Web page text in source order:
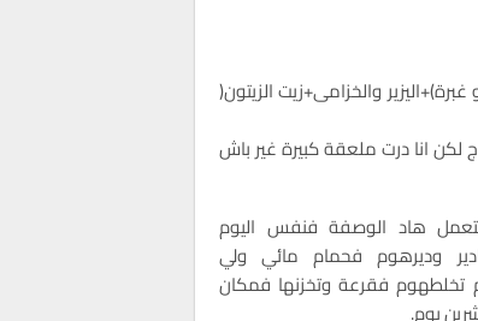
والخزامى+زيت الزيتون(
انا درت ملعقة كبيرة غير باش
هاد الوصفة فنفس اليوم
وديرهوم فحمام مائي ولي
تخلطهوم فقرعة وتخزنها فمكان
يوم.